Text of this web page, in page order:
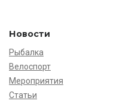
Новости
Рыбалка
Велоспорт
Мероприятия
Статьи